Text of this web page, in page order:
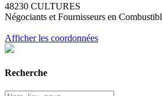
48230 CULTURES
Négociants et Fournisseurs en
Afficher les coordonnées
Recherche